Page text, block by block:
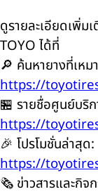
ดูรายละเอียดเพิ่
TOYO ได้ที่
🔎 ค้นหายางที่เห
https://
🏪 รายชื่อศูนย์บริก
https://
🎉 โปรโมชั่นล่าสุด:
https://
🗞️ ข่าวสารและกิจ